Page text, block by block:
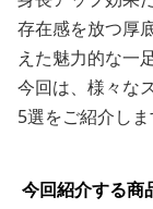
存在感を放つ厚
えた魅力的な一足
今回は、様々な
5選をご紹介しま
今回紹介する商